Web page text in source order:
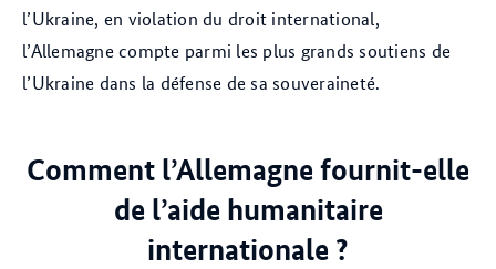
l’Ukraine, en violation du droit international,
l’Allemagne compte parmi les plus grands soutiens de
l’Ukraine dans la défense de sa souveraineté.
Comment l’Allemagne fournit-elle
de l’aide humanitaire
internationale ?